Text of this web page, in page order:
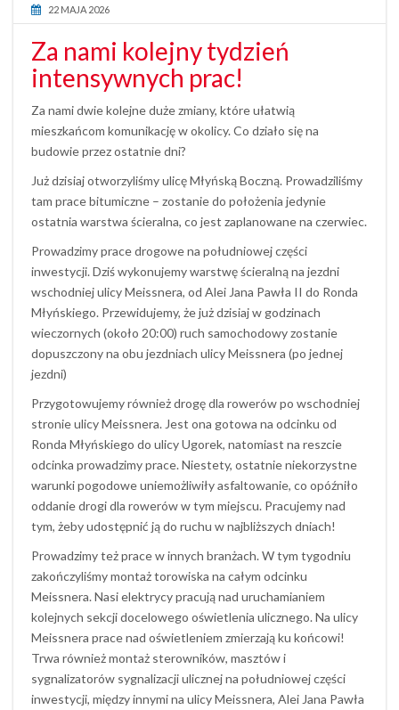
22 MAJA 2026
Za nami kolejny tydzień
intensywnych prac!
Za nami dwie kolejne duże zmiany, które ułatwią
mieszkańcom komunikację w okolicy. Co działo się na
budowie przez ostatnie dni?
Już dzisiaj otworzyliśmy ulicę Młyńską Boczną. Prowadziliśmy
tam prace bitumiczne – zostanie do położenia jedynie
ostatnia warstwa ścieralna, co jest zaplanowane na czerwiec.
Prowadzimy prace drogowe na południowej części
inwestycji. Dziś wykonujemy warstwę ścieralną na jezdni
wschodniej ulicy Meissnera, od Alei Jana Pawła II do Ronda
Młyńskiego. Przewidujemy, że już dzisiaj w godzinach
wieczornych (około 20:00) ruch samochodowy zostanie
dopuszczony na obu jezdniach ulicy Meissnera (po jednej
jezdni)
Przygotowujemy również drogę dla rowerów po wschodniej
stronie ulicy Meissnera. Jest ona gotowa na odcinku od
Ronda Młyńskiego do ulicy Ugorek, natomiast na reszcie
odcinka prowadzimy prace. Niestety, ostatnie niekorzystne
warunki pogodowe uniemożliwiły asfaltowanie, co opóźniło
oddanie drogi dla rowerów w tym miejscu. Pracujemy nad
tym, żeby udostępnić ją do ruchu w najbliższych dniach!
Prowadzimy też prace w innych branżach. W tym tygodniu
zakończyliśmy montaż torowiska na całym odcinku
Meissnera. Nasi elektrycy pracują nad uruchamianiem
kolejnych sekcji docelowego oświetlenia ulicznego. Na ulicy
Meissnera prace nad oświetleniem zmierzają ku końcowi!
Trwa również montaż sterowników, masztów i
sygnalizatorów sygnalizacji ulicznej na południowej części
inwestycji, między innymi na ulicy Meissnera, Alei Jana Pawła